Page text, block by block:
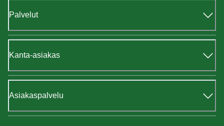
Palvelut
Kanta-asiakas
Asiakaspalvelu